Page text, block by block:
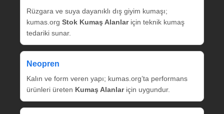
Rüzgara ve suya dayanıklı dış giyim kumaşı;
kumas.org Stok Kumaş Alanlariçin teknik kumaş
tedariki sunar.
Neopren
Kalın ve form veren yapı; kumas.org’ta performans
ürünleri üreten Kumaş Alanlariçin uygundur.